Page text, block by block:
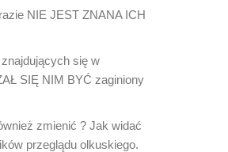
NIE JEST ZNANA ICH
się w
SIĘ NIM BYĆ zaginiony
zmienić ? Jak widać
przeglądu olkuskiego.